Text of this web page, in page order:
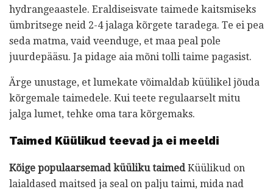
hydrangeaastele. Eraldiseisvate taimede kaitsmiseks
ümbritsege neid 2-4 jalaga kõrgete taradega. Te ei pea
seda matma, vaid veenduge, et maa peal pole
juurdepääsu. Ja pidage aia mõni tolli taime pagasist.
Ärge unustage, et lumekate võimaldab küülikel jõuda
kõrgemale taimedele. Kui teete regulaarselt mitu
jalga lumet, tehke oma tara kõrgemaks.
Taimed Küülikud teevad ja ei meeldi
Kõige populaarsemad küüliku taimed Küülikud on
laialdased maitsed ja seal on palju taimi, mida nad